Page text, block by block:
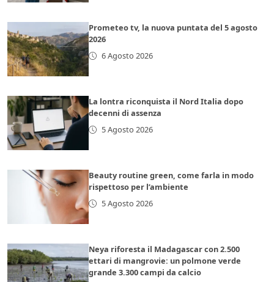
Prometeo tv, la nuova puntata del 5 agosto
2026
6 Agosto 2026
La lontra riconquista il Nord Italia dopo
decenni di assenza
5 Agosto 2026
Beauty routine green, come farla in modo
rispettoso per l’ambiente
5 Agosto 2026
Neya riforesta il Madagascar con 2.500
ettari di mangrovie: un polmone verde
grande 3.300 campi da calcio